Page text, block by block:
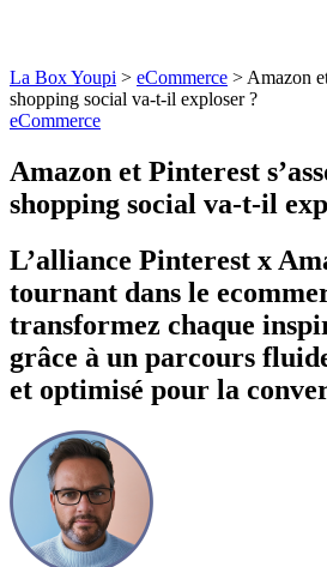
La Box Youpi > eCommerce > Amazon
shopping social va-t-il exploser ?
eCommerce
Amazon et Pinterest
shopping social va-t-il
L’alliance Pinterest x
tournant dans le
transformez chaque
grâce à un parcours
et optimisé pour la